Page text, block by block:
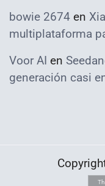
bowie 2674 en
multiplataforma
Voor AI en
generación casi